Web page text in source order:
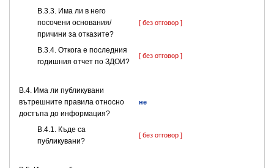
В.3.3. Има ли в него
посочени основания/
причини за отказите?
[ без отговор ]
В.3.4. Откога е последния
годишния отчет по ЗДОИ?
[ без отговор ]
В.4. Има ли публикувани
вътрешните правила относно
достъпа до информация?
не
В.4.1. Къде са
публикувани?
[ без отговор ]